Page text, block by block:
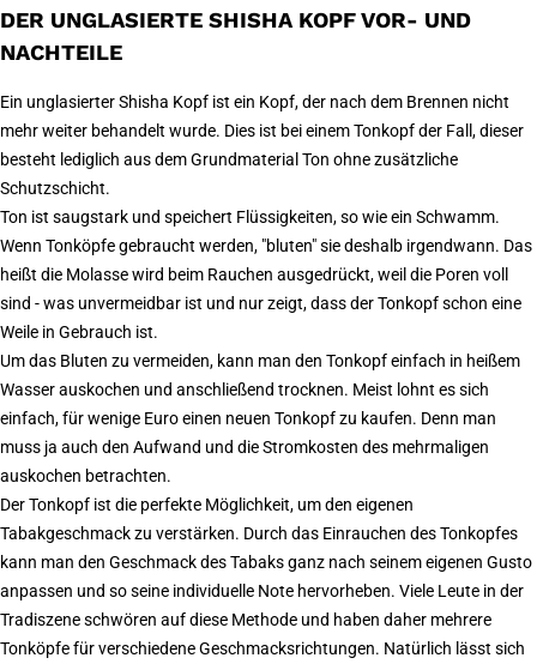
DER UNGLASIERTE SHISHA KOPF VOR- UND
NACHTEILE
Ein unglasierter Shisha Kopf ist ein Kopf, der nach dem Brennen nicht
mehr weiter behandelt wurde. Dies ist bei einem Tonkopf der Fall, dieser
besteht lediglich aus dem Grundmaterial Ton ohne zusätzliche
Schutzschicht.
Ton ist saugstark und speichert Flüssigkeiten, so wie ein Schwamm.
Wenn Tonköpfe gebraucht werden, "bluten" sie deshalb irgendwann. Das
heißt die Molasse wird beim Rauchen ausgedrückt, weil die Poren voll
sind - was unvermeidbar ist und nur zeigt, dass der Tonkopf schon eine
Weile in Gebrauch ist.
Um das Bluten zu vermeiden, kann man den Tonkopf einfach in heißem
Wasser auskochen und anschließend trocknen. Meist lohnt es sich
einfach, für wenige Euro einen neuen Tonkopf zu kaufen. Denn man
muss ja auch den Aufwand und die Stromkosten des mehrmaligen
auskochen betrachten.
Der Tonkopf ist die perfekte Möglichkeit, um den eigenen
Tabakgeschmack zu verstärken. Durch das Einrauchen des Tonkopfes
kann man den Geschmack des Tabaks ganz nach seinem eigenen Gusto
anpassen und so seine individuelle Note hervorheben. Viele Leute in der
Tradiszene schwören auf diese Methode und haben daher mehrere
Tonköpfe für verschiedene Geschmacksrichtungen. Natürlich lässt sich